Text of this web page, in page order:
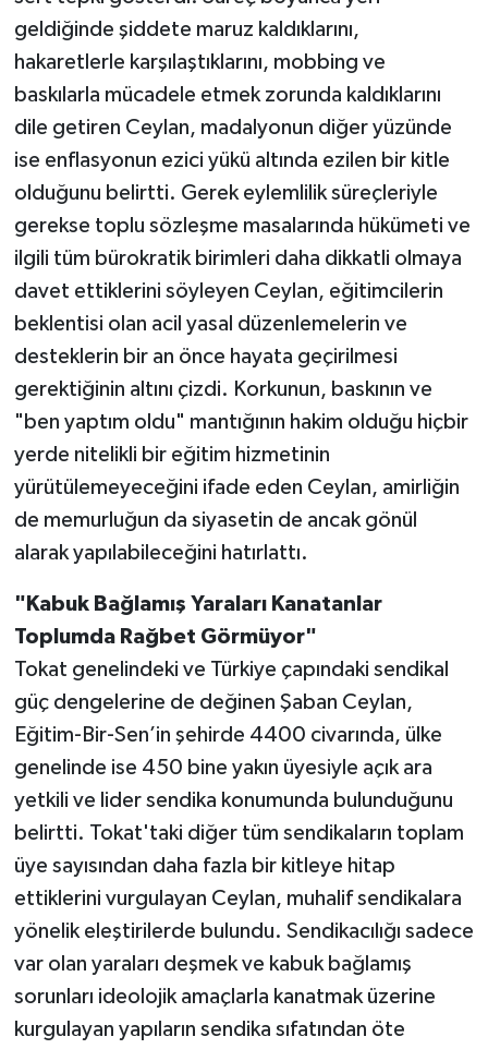
geldiğinde şiddete maruz kaldıklarını,
hakaretlerle karşılaştıklarını, mobbing ve
baskılarla mücadele etmek zorunda kaldıklarını
dile getiren Ceylan, madalyonun diğer yüzünde
ise enflasyonun ezici yükü altında ezilen bir kitle
olduğunu belirtti. Gerek eylemlilik süreçleriyle
gerekse toplu sözleşme masalarında hükümeti ve
ilgili tüm bürokratik birimleri daha dikkatli olmaya
davet ettiklerini söyleyen Ceylan, eğitimcilerin
beklentisi olan acil yasal düzenlemelerin ve
desteklerin bir an önce hayata geçirilmesi
gerektiğinin altını çizdi. Korkunun, baskının ve
"ben yaptım oldu" mantığının hakim olduğu hiçbir
yerde nitelikli bir eğitim hizmetinin
yürütülemeyeceğini ifade eden Ceylan, amirliğin
de memurluğun da siyasetin de ancak gönül
alarak yapılabileceğini hatırlattı.
"Kabuk Bağlamış Yaraları Kanatanlar
Toplumda Rağbet Görmüyor"
Tokat genelindeki ve Türkiye çapındaki sendikal
güç dengelerine de değinen Şaban Ceylan,
Eğitim-Bir-Sen’in şehirde 4400 civarında, ülke
genelinde ise 450 bine yakın üyesiyle açık ara
yetkili ve lider sendika konumunda bulunduğunu
belirtti. Tokat'taki diğer tüm sendikaların toplam
üye sayısından daha fazla bir kitleye hitap
ettiklerini vurgulayan Ceylan, muhalif sendikalara
yönelik eleştirilerde bulundu. Sendikacılığı sadece
var olan yaraları deşmek ve kabuk bağlamış
sorunları ideolojik amaçlarla kanatmak üzerine
kurgulayan yapıların sendika sıfatından öte